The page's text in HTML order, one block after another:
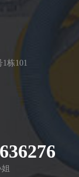
栋101